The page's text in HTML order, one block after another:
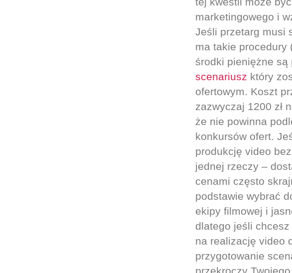
marketingowego i
Jeśli przetarg musi
ma takie procedury
środki pieniężne są
scenariusz który
ofertowym. Koszt
zazwyczaj 1200 zł
że nie powinna
konkursów ofert.
produkcję video
jednej rzeczy –
cenami często
podstawie wybrać
ekipy filmowej i
dlatego jeśli
na realizację video
przygotowanie
przekroczy